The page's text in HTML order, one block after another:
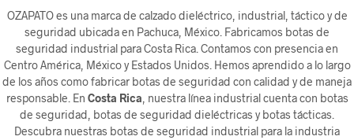
OZAPATO es una marca de calzado dieléctrico, industrial, táctico y de
seguridad ubicada en Pachuca, México. Fabricamos botas de
seguridad industrial para Costa Rica. Contamos con presencia en
Centro América, México y Estados Unidos. Hemos aprendido a lo largo
de los años como fabricar botas de seguridad con calidad y de maneja
responsable. En Costa Rica , nuestra línea industrial cuenta con botas
de seguridad, botas de seguridad dieléctricas y botas tácticas.
Descubra nuestras botas de seguridad industrial para la industria